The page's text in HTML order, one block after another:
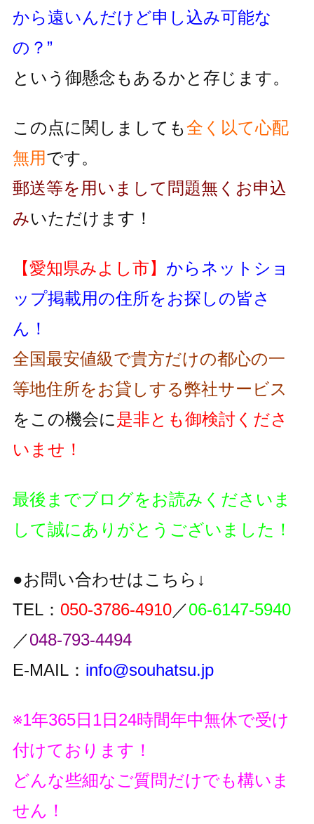
から遠いんだけど申し込み可能な
の？”
という御懸念もあるかと存じます。
この点に関しましても全く以て心配
無用です。
郵送等を用いまして問題無くお申込
みいただけます！
【愛知県みよし市】 からネットショ
ップ掲載用の住所をお探しの皆さ
ん！
全国最安値級で貴方だけの都心の一
等地住所をお貸しする弊社サービス
をこの機会に是非とも御検討くださ
いませ！
最後までブログをお読みくださいま
して誠にありがとうございました！
●お問い合わせはこちら↓
TEL： 050-3786-4910／06-6147-5940
／048-793-4494
E-MAIL： info@souhatsu.jp
※1年365日1日24時間年中無休で受け
付けております！
どんな些細なご質問だけでも構いま
せん！